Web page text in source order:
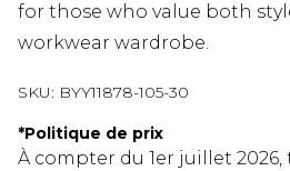
for those who value both
workwear wardrobe.
SKU: BYY11878-105-30
*Politique de prix
À compter du 1er juillet 2026,